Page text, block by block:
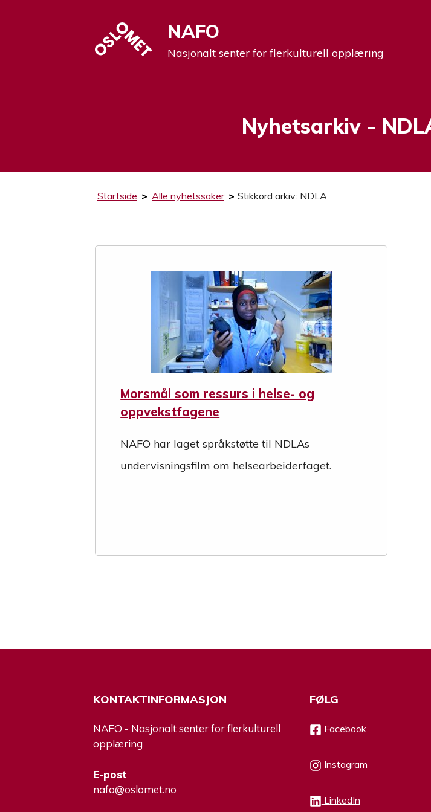
NAFO
Nasjonalt senter for flerkulturell opplæring
Nyhetsarkiv -
Startside > Alle nyhetssaker > Stikkord arkiv: NDLA
Morsmål som ressurs i helse- og
oppvekstfagene
NAFO har laget språkstøtte til NDLAs
undervisningsfilm om helsearbeiderfaget.
KONTAKTINFORMASJON
NAFO - Nasjonalt senter for flerkulturell
opplæring
E-post
nafo@oslomet.no
FØLG
Facebook
Instagram
LinkedIn